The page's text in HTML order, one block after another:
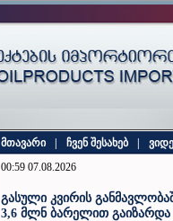
მთავარი ჩვენ შესახებ
00:59 07.08.2026
გასული კვირის
3,6 მლნ ბარელით გაიზარდა